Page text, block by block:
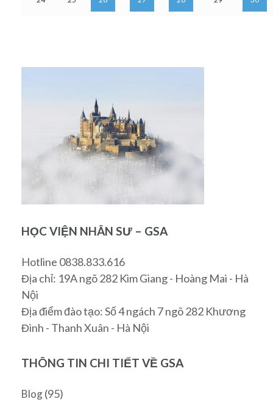
HỌC VIỆN NHÂN SƯ – GSA
Hotline 0838.833.616
Địa chỉ: 19A ngõ 282 Kim Giang - Hoàng Mai - Hà
Nội
Địa điểm đào tạo: Số 4 ngách 7 ngõ 282 Khương
Đình - Thanh Xuân - Hà Nội
THÔNG TIN CHI TIẾT VỀ GSA
Blog(95)